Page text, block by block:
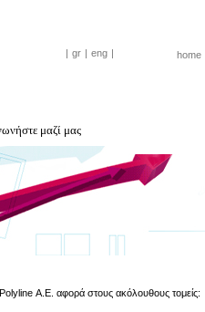
| gr | eng | home
μαζί μας
Α.Ε. αφορά στους ακόλουθους τομείς: